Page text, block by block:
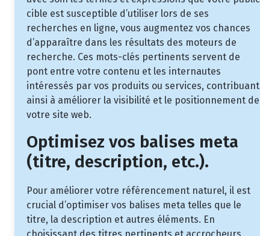
cible est susceptible d’utiliser lors de ses
recherches en ligne, vous augmentez vos chances
d’apparaître dans les résultats des moteurs de
recherche. Ces mots-clés pertinents servent de
pont entre votre contenu et les internautes
intéressés par vos produits ou services, contribuant
ainsi à améliorer la visibilité et le positionnement de
votre site web.
Optimisez vos balises meta
(titre, description, etc.).
Pour améliorer votre référencement naturel, il est
crucial d’optimiser vos balises meta telles que le
titre, la description et autres éléments. En